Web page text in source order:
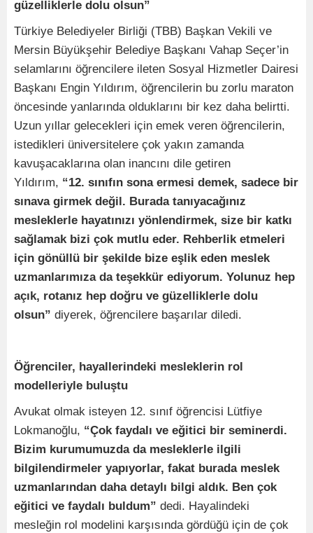
güzelliklerle dolu olsun”
Türkiye Belediyeler Birliği (TBB) Başkan Vekili ve
Mersin Büyükşehir Belediye Başkanı Vahap Seçer’in
selamlarını öğrencilere ileten Sosyal Hizmetler Dairesi
Başkanı Engin Yıldırım, öğrencilerin bu zorlu maraton
öncesinde yanlarında olduklarını bir kez daha belirtti.
Uzun yıllar gelecekleri için emek veren öğrencilerin,
istedikleri üniversitelere çok yakın zamanda
kavuşacaklarına olan inancını dile getiren
Yıldırım, “12. sınıfın sona ermesi demek, sadece bir
sınava girmek değil. Burada tanıyacağınız
mesleklerle hayatınızı yönlendirmek, size bir katkı
sağlamak bizi çok mutlu eder. Rehberlik etmeleri
için gönüllü bir şekilde bize eşlik eden meslek
uzmanlarımıza da teşekkür ediyorum. Yolunuz hep
açık, rotanız hep doğru ve güzelliklerle dolu
olsun” diyerek, öğrencilere başarılar diledi.
Öğrenciler, hayallerindeki mesleklerin rol
modelleriyle buluştu
Avukat olmak isteyen 12. sınıf öğrencisi Lütfiye
Lokmanoğlu, “Çok faydalı ve eğitici bir seminerdi.
Bizim kurumumuzda da mesleklerle ilgili
bilgilendirmeler yapıyorlar, fakat burada meslek
uzmanlarından daha detaylı bilgi aldık. Ben çok
eğitici ve faydalı buldum” dedi. Hayalindeki
mesleğin rol modelini karşısında gördüğü için de çok